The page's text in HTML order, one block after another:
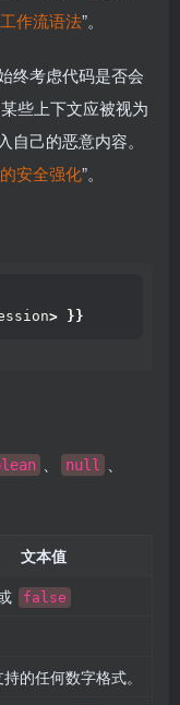
作流语法”。
终考虑代码是否会
些上下文应被视为
己的恶意内容。
安全强化”。
> }}
null
文本值
false
的任何数字格式。